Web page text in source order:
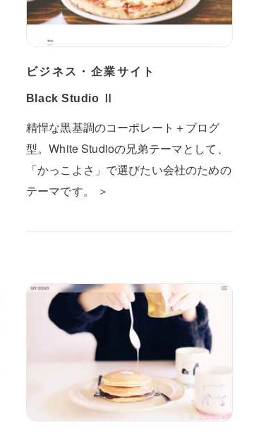
ビジネス・企業サイト
Black Studio Ⅱ
精悍な黒基調のコーポレート＋ブログ
型。White Studioの兄弟テーマとして、
「かっこよさ」で選びたい会社のための
テーマです。 ＞